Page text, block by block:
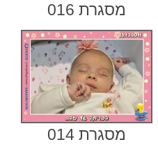
מסגרת 016
מסגרת 014